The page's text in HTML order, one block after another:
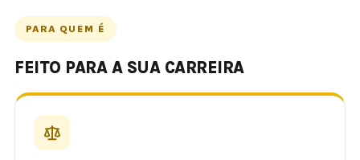
PARA QUEM É
FEITO PARA A SUA CARREIRA